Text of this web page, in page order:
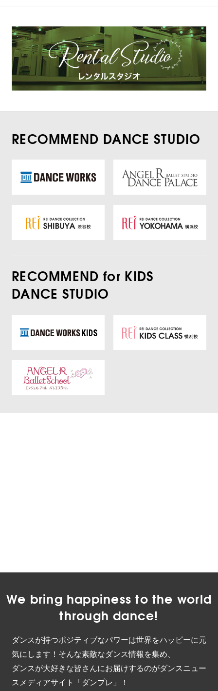
RECOMMEND DANCE STUDIO
RECOMMEND for KIDS
DANCE STUDIO
We bring happiness to the world
through dance!
ダンスが持つポジティブなパワーは世界をハッピーに元
気にします！そんな素敵なダンス情報を集め、
ダンスが大好きな皆さんにお届けするのがダンスニュー
スメディアサイト「ダンプレ」！